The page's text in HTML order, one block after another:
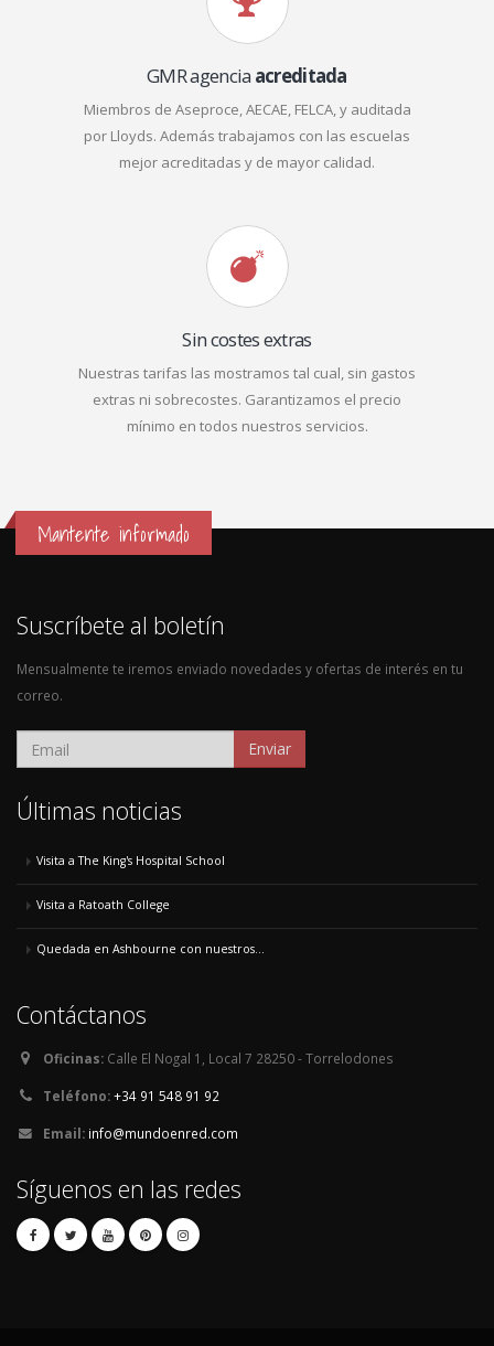
GMR agencia acreditada
Miembros de Aseproce, AECAE, FELCA, y auditada
por Lloyds. Además trabajamos con las escuelas
mejor acreditadas y de mayor calidad.
Sin costes extras
Nuestras tarifas las mostramos tal cual, sin gastos
extras ni sobrecostes. Garantizamos el precio
mínimo en todos nuestros servicios.
Mantente informado
Suscríbete al boletín
Mensualmente te iremos enviado novedades y ofertas de interés en tu
correo.
Enviar
Últimas noticias
Visita a The King's Hospital School
Visita a Ratoath College
Quedada en Ashbourne con nuestros...
Contáctanos
Oficinas: Calle El Nogal 1, Local 7 28250 - Torrelodones
Teléfono:+34 91 548 91 92
Email: info@mundoenred.com
Síguenos en las redes